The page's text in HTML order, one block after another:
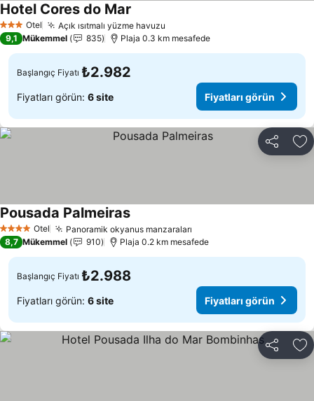
3 YıldızOtel Açık ısıtmalı yüzme havuzu
Hotel Cores do Mar
9,1 Mükemmel 835 Plaja 0.3 km mesafede
Başlangıç Fiyatı ₺2.982
Fiyatları görün: 6 site Fiyatları görün
Paylaş
4 Yıldız Otel Panoramik okyanus manzaraları
Pousada PalmeirasFiyatları görün
8,7 Mükemmel 910 Plaja 0.2 km mesafede
Başlangıç Fiyatı ₺2.988
Fiyatları görün: 6 site Fiyatları görün
Paylaş